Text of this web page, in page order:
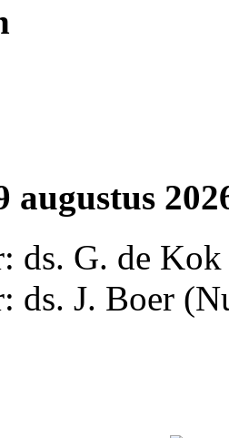
augustus
ds. G. de
ds. J. Boer